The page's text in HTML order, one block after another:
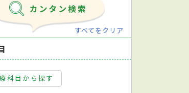
すべてをクリア
科目から探す